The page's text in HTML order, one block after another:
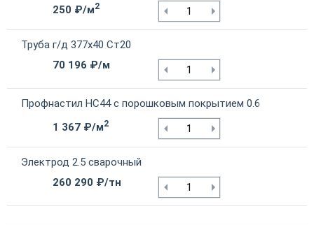
250 ₽/м2
Труба г/д 377х40 Ст20
70 196 ₽/м
Профнастил НС44 с порошковым покрытием 0.6
1 367 ₽/м2
Электрод 2.5 сварочный
260 290 ₽/тн